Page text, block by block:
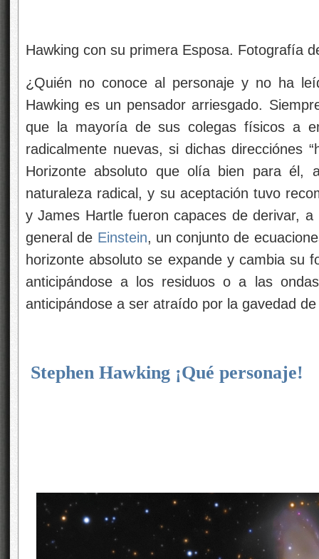
Hawking con su primera Esposa. Fotografía
¿Quién no conoce al personaje y no ha
Hawking es un pensador arriesgado.
que la mayoría de sus colegas físicos a
radicalmente nuevas, si dichas direcciónes
Horizonte absoluto que olía bien para
naturaleza radical, y su aceptación tuvo
y James Hartle fueron capaces de derivar,
general de Einstein, un conjunto de
horizonte absoluto se expande y cambia su
anticipándose a los residuos o a las
anticipándose a ser atraído por la gavedad
Stephen Hawking ¡Qué personaje!